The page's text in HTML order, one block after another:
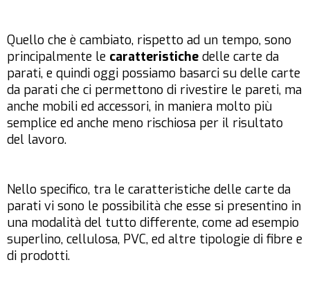
Quello che è cambiato, rispetto ad un tempo, sono
principalmente le caratteristiche delle carte da
parati, e quindi oggi possiamo basarci su delle carte
da parati che ci permettono di rivestire le pareti, ma
anche mobili ed accessori, in maniera molto più
semplice ed anche meno rischiosa per il risultato
del lavoro.
Nello specifico, tra le caratteristiche delle carte da
parati vi sono le possibilità che esse si presentino in
una modalità del tutto differente, come ad esempio
superlino, cellulosa, PVC, ed altre tipologie di fibre e
di prodotti.